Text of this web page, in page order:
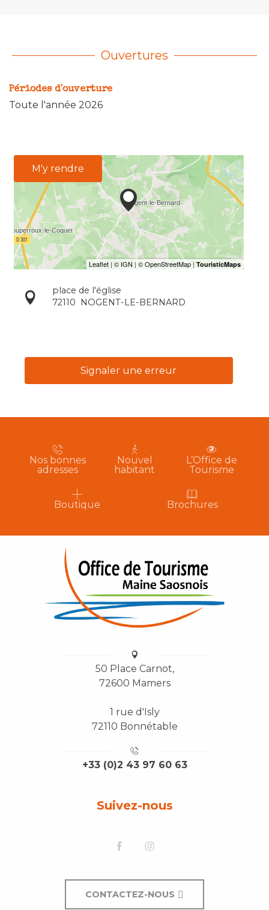
Ouvertures
Périodes d'ouverture
Toute l'année 2026
M'y rendre
place de l'église
72110
NOGENT-LE-BERNARD
Signaler une erreur
Nos bonnes
adresses
Nouvel
habitant
L’Office de
Tourisme
Boutique Brochures
50 Place Carnot,
72600 Mamers
1 rue d'Isly
72110 Bonnétable
+33 (0)2 43 97 60 63
Suivez-nous
CONTACTEZ-NOUS